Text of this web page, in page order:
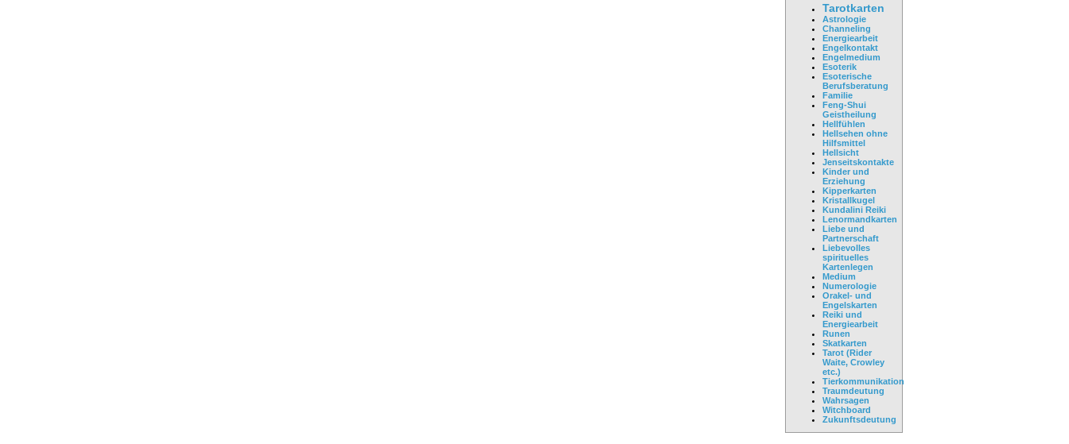
Tarotkarten
Astrologie
Channeling
Energiearbeit
Engelkontakt
Engelmedium
Esoterik
Esoterische
Berufsberatung
Familie
Feng-Shui
Geistheilung
Hellfühlen
Hellsehen ohne
Hilfsmittel
Hellsicht
Jenseitskontakte
Kinder und
Erziehung
Kipperkarten
Kristallkugel
Kundalini Reiki
Lenormandkarten
Liebe und
Partnerschaft
Liebevolles
spirituelles
Kartenlegen
Medium
Numerologie
Orakel- und
Engelskarten
Reiki und
Energiearbeit
Runen
Skatkarten
Tarot (Rider
Waite, Crowley
etc.)
Tierkommunikation
Traumdeutung
Wahrsagen
Witchboard
Zukunftsdeutung